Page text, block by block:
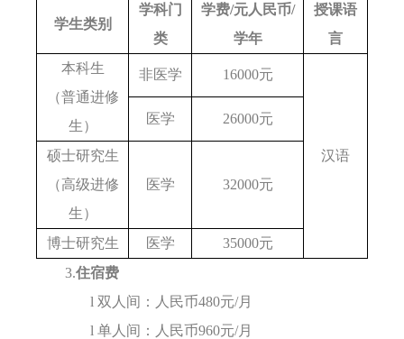
学生类别
学科门
类
学费/元人民币/
学年
授课语
言
本科生
（普通进修
生）
非医学 16000元
汉语
医学 26000元
硕士研究生
（高级进修
生）
医学 32000元
博士研究生 医学
35000元
3.住宿费
l 双人间 ：人民币480元/月
l 单人间 ：人民币960元/月